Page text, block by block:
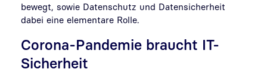
bewegt, sowie Datenschutz und Datensicherheit
dabei eine elementare Rolle.
Corona-Pandemie braucht IT-
Sicherheit